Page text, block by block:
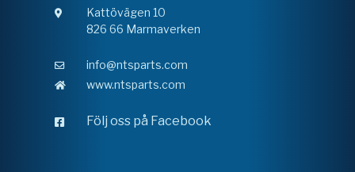
Kattövägen 10
826 66 Marmaverken
info@ntsparts.com
www.ntsparts.com
Följ oss på Facebook